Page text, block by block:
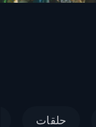
حلقات